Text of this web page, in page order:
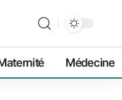
Médecine